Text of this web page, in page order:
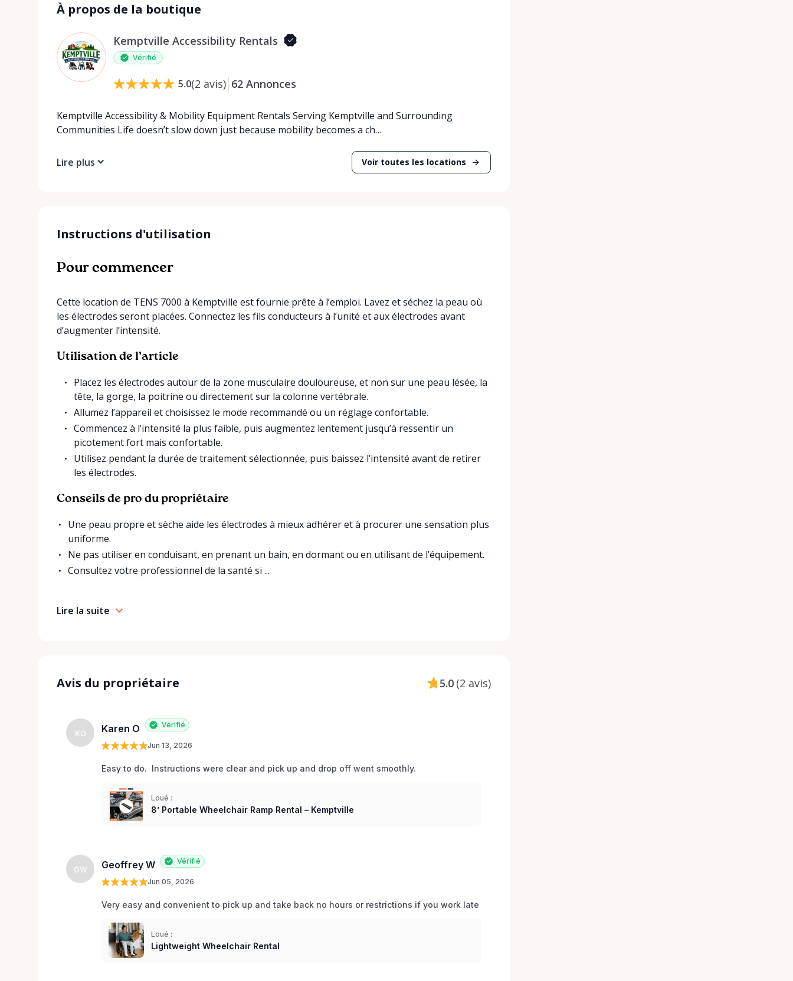
À propos de la boutique
Kemptville Accessibility Rentals
Vérifié
5.0(2 avis) 62 Annonces
Kemptville Accessibility & Mobility Equipment Rentals Serving Kemptville and Surrounding
Communities Life doesn’t slow down just because mobility becomes a ch…
Lire plus Voir toutes les locations
Instructions d'utilisation
Pour commencer
Cette location de TENS 7000 à Kemptville est fournie prête à l’emploi. Lavez et séchez la peau où
les électrodes seront placées. Connectez les fils conducteurs à l’unité et aux électrodes avant
d’augmenter l’intensité.
Utilisation de l’article
Placez les électrodes autour de la zone musculaire douloureuse, et non sur une peau lésée, la
tête, la gorge, la poitrine ou directement sur la colonne vertébrale.
Allumez l’appareil et choisissez le mode recommandé ou un réglage confortable.
Commencez à l’intensité la plus faible, puis augmentez lentement jusqu’à ressentir un
picotement fort mais confortable.
Utilisez pendant la durée de traitement sélectionnée, puis baissez l’intensité avant de retirer
les électrodes.
Conseils de pro du propriétaire
Une peau propre et sèche aide les électrodes à mieux adhérer et à procurer une sensation plus
uniforme.
Ne pas utiliser en conduisant, en prenant un bain, en dormant ou en utilisant de l’équipement.
Consultez votre professionnel de la santé si ...
Lire la suite
Avis du propriétaire 5.0 (2 avis)
KO Karen O Vérifié
Jun 13, 2026
Easy to do.  Instructions were clear and pick up and drop off went smoothly.
Loué :
8’ Portable Wheelchair Ramp Rental – Kemptville
GW Geoffrey W Vérifié
Jun 05, 2026
Very easy and convenient to pick up and take back no hours or restrictions if you work late
Loué :
Lightweight Wheelchair Rental